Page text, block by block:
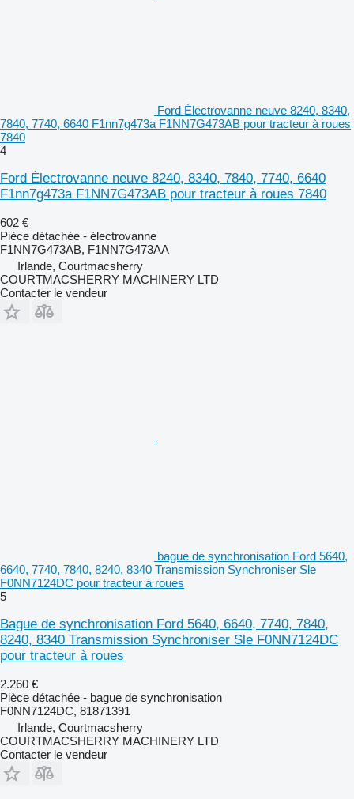
Ford Électrovanne neuve 8240, 8340,
7840, 7740, 6640 F1nn7g473a F1NN7G473AB pour tracteur à roues
7840
4
Ford Électrovanne neuve 8240, 8340, 7840, 7740, 6640
F1nn7g473a F1NN7G473AB pour tracteur à roues 7840
602 €
Pièce détachée - électrovanne
F1NN7G473AB, F1NN7G473AA
Irlande, Courtmacsherry
COURTMACSHERRY MACHINERY LTD
Contacter le vendeur
bague de synchronisation Ford 5640,
6640, 7740, 7840, 8240, 8340 Transmission Synchroniser Sle
F0NN7124DC pour tracteur à roues
5
Bague de synchronisation Ford 5640, 6640, 7740, 7840,
8240, 8340 Transmission Synchroniser Sle F0NN7124DC
pour tracteur à roues
2.260 €
Pièce détachée - bague de synchronisation
F0NN7124DC, 81871391
Irlande, Courtmacsherry
COURTMACSHERRY MACHINERY LTD
Contacter le vendeur